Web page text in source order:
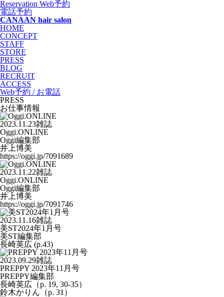
Reservation Web予約
電話予約
CANAAN hair salon
HOME
CONCEPT
STAFF
STORE
PRESS
BLOG
RECRUIT
ACCESS
Web予約 / お電話
PRESS
お仕事情報
2023.11.23雑誌
Oggi.ONLINE
Oggi編集部
井上博美
https://oggi.jp/7091689
2023.11.22雑誌
Oggi.ONLINE
Oggi編集部
井上博美
https://oggi.jp/7091746
2023.11.16雑誌
美ST2024年1月号
美ST編集部
長崎英広 (p.43)
2023.09.29雑誌
PREPPY 2023年11月号
PREPPY編集部
長崎英広（p. 19, 30-35）
鈴木かりん（p. 31）